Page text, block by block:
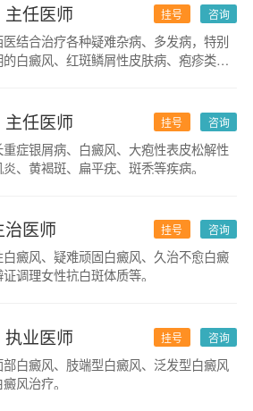
咨询
挂号
主任医师
结合治疗各种疑难杂病、多发病，特别
白癜风、红斑鳞屑性皮肤病、疱疹类皮
咨询
挂号
主任医师
症银屑病、白癜风、大疱性表皮松解性
、黄褐斑、扁平疣、斑秃等疾病。
咨询
挂号
治医师
癜风、疑难顽固白癜风、久治不愈白癜
调理女性抗白斑体质等。
咨询
挂号
执业医师
白癜风、肢端型白癜风、泛发型白癜风
风治疗。